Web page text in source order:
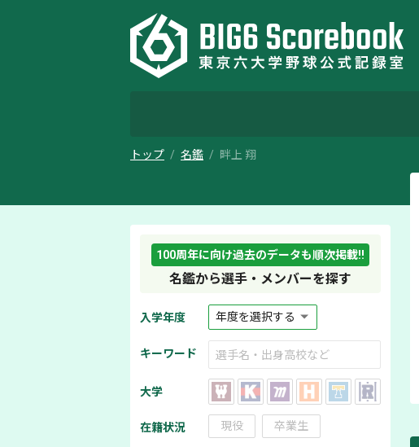
トップ 名鑑 畔上 翔
100周年に向け過去のデータも順次掲載!!
名鑑から選手・メンバーを探す
入学年度
キーワード
大学
在籍状況 現役 卒業生